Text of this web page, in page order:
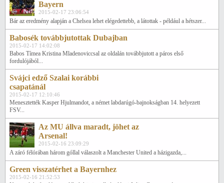
Bayern
2015-02-17 23:06:54
Bár az eredmény alapján a Chelsea lehet elégedettebb, a látottak - például a hétszer...
Babosék továbbjutottak Dubajban
2015-02-17 14:02:08
Babos Tímea Kristina Mladenoviccsal az oldalán továbbjutott a páros első
fordulójából...
Svájci edző Szalai korábbi
csapatánál
2015-02-17 12:10:46
Menesztették Kasper Hjulmandot, a német labdarúgó-bajnokságban 14. helyezett
FSV...
Az MU állva maradt, jöhet az
Arsenal!
2015-02-16 23:09:29
A záró félórában három góllal válaszolt a Manchester United a házigazda,...
Green visszatérhet a Bayernhez
2015-02-16 21:52:53